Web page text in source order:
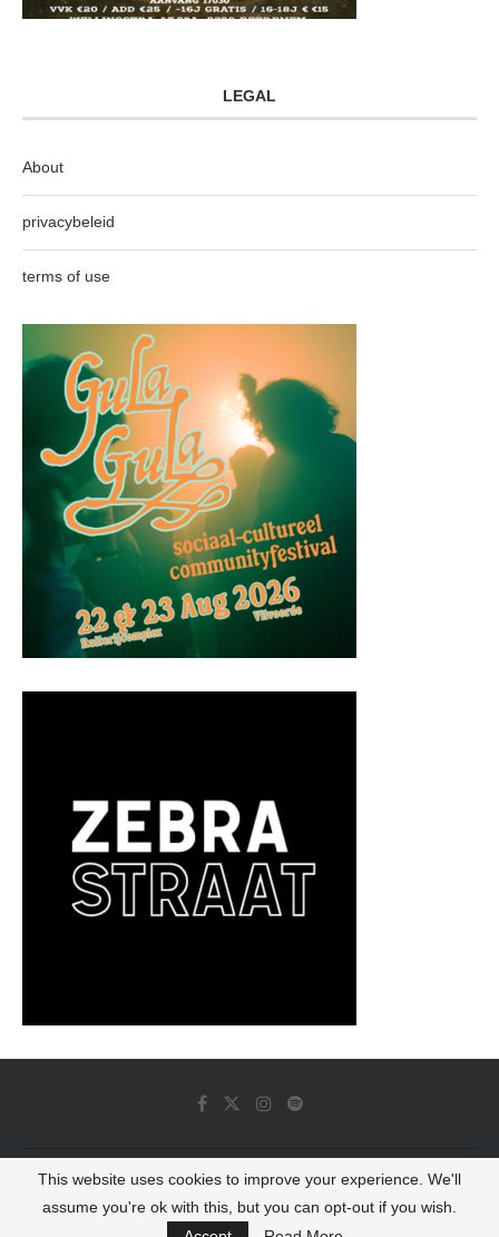
LEGAL
About
privacybeleid
terms of use
© 2022 - Luminous Dash All Rights Reserved
BACK TO TOP
This website uses cookies to improve your experience. We'll
assume you're ok with this, but you can opt-out if you wish.